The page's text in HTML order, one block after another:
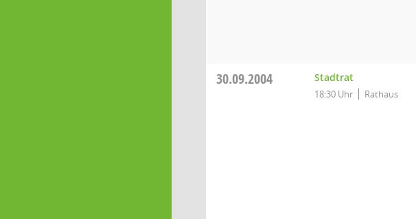
30.09.2004 Stadtrat
18:30 Uhr Rathaus